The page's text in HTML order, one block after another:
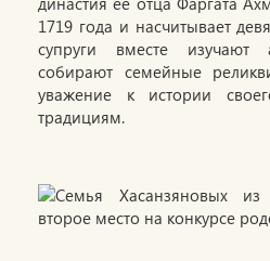
1719 года и насчитывает
супруги вместе изучают
собирают семейные
уважение к истории
традициям.